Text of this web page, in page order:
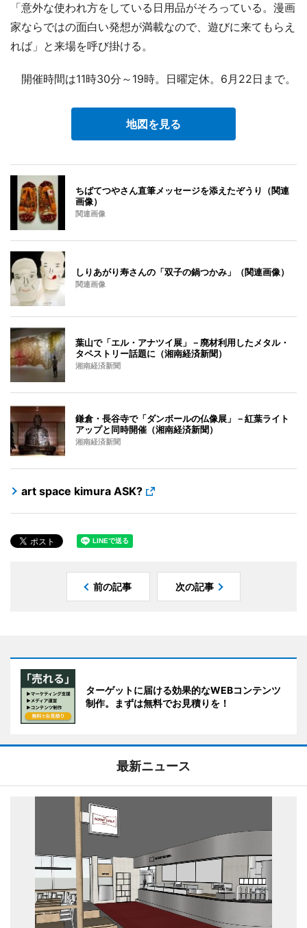
「意外な使われ方をしている日用品がそろっている。漫画
家ならではの面白い発想が満載なので、遊びに来てもらえ
れば」と来場を呼び掛ける。
開催時間は11時30分～19時。日曜定休。6月22日まで。
地図を見る
ちばてつやさん直筆メッセージを添えたぞうり（関連
画像）
関連画像
しりあがり寿さんの「双子の鍋つかみ」（関連画像）
関連画像
葉山で「エル・アナツイ展」－廃材利用したメタル・
タペストリー話題に（湘南経済新聞）
湘南経済新聞
鎌倉・長谷寺で「ダンボールの仏像展」－紅葉ライト
アップと同時開催（湘南経済新聞）
湘南経済新聞
art space kimura ASK?
前の記事 次の記事
ターゲットに届ける効果的なWEBコンテンツ
制作。まずは無料でお見積りを！
最新ニュース